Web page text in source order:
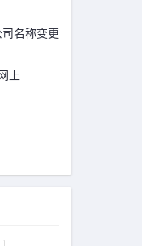
名称变更
上